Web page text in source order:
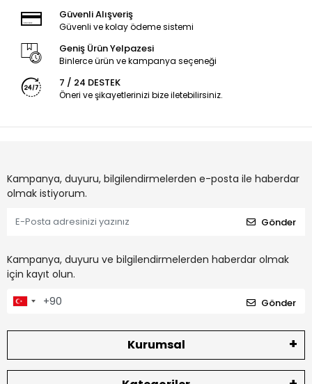
Güvenli Alışveriş
Güvenli ve kolay ödeme sistemi
Geniş Ürün Yelpazesi
Binlerce ürün ve kampanya seçeneği
7 / 24 DESTEK
Öneri ve şikayetlerinizi bize iletebilirsiniz.
Kampanya, duyuru, bilgilendirmelerden e-posta ile haberdar
olmak istiyorum.
Gönder
Kampanya, duyuru ve bilgilendirmelerden haberdar olmak
için kayıt olun.
Gönder
Kurumsal